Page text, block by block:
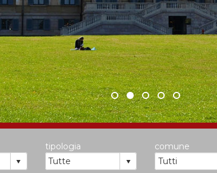
tipologia comune